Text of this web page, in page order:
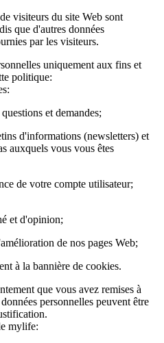
visiteurs du site Web sont
que d'autres données
par les visiteurs.
uniquement aux fins et
politique:
et demandes;
d'informations (newsletters) et
auxquels vous vous êtes
de votre compte utilisateur;
et d'opinion;
de nos pages Web;
à la bannière de cookies.
que vous avez remises à
personnelles peuvent être
mylife: